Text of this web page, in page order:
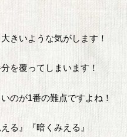
きいような気がします！
を覆ってしまいます！
のが1番の難点ですよね！
る』『暗くみえる』